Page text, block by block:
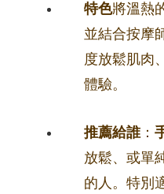
特色將溫熱
並結合按摩
度放鬆肌肉
體驗。
推薦給誰：
放鬆、或單
的人。特別